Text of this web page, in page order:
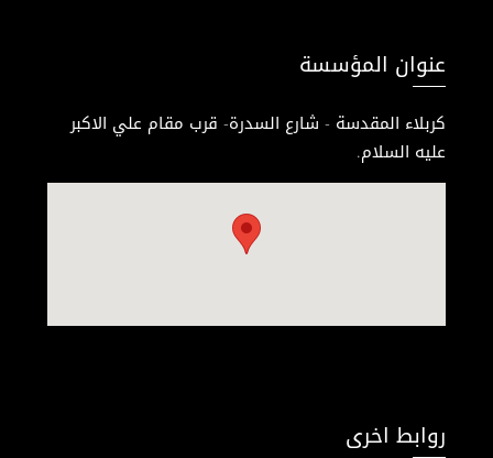
عنوان المؤسسة
كربلاء المقدسة - شارع السدرة- قرب مقام علي الاكبر
عليه السلام.
روابط اخرى